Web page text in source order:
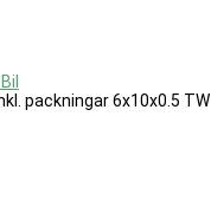
packningar 6x10x0.5 TW